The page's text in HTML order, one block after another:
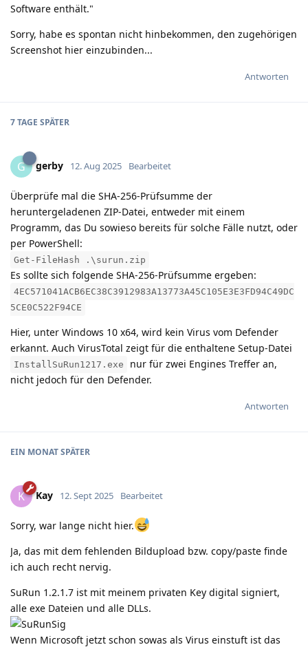
Software enthält."
Sorry, habe es spontan nicht hinbekommen, den zugehörigen
Screenshot hier einzubinden...
Antworten
7 TAGE SPÄTER
G gerby 12. Aug 2025 Bearbeitet
Überprüfe mal die SHA-256-Prüfsumme der
heruntergeladenen ZIP-Datei, entweder mit einem
Programm, das Du sowieso bereits für solche Fälle nutzt, oder
per PowerShell:
Get-FileHash .\surun.zip
Es sollte sich folgende SHA-256-Prüfsumme ergeben:
4EC571041ACB6EC38C3912983A13773A45C105E3E3FD94C49DC
5CE0C522F94CE
Hier, unter Windows 10 x64, wird kein Virus vom Defender
erkannt. Auch VirusTotal zeigt für die enthaltene Setup-Datei
InstallSuRun1217.exe
nur für zwei Engines Treffer an,
nicht jedoch für den Defender.
Antworten
EIN MONATSPÄTER
K Kay 12. Sept 2025 Bearbeitet
Sorry, war lange nicht hier.
Ja, das mit dem fehlenden Bildupload bzw. copy/paste finde
ich auch recht nervig.
SuRun 1.2.1.7 ist mit meinem privaten Key digital signiert,
alle exe Dateien und alle DLLs.
Wenn Microsoft jetzt schon sowas als Virus einstuft ist das